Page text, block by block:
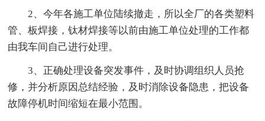
2、今年各施工单位陆续撤走，所以全厂的各类塑料
管、板焊接，钛材焊接等以前由施工单位处理的工作都
由我车间自己进行处理。
3、正确处理设备突发事件，及时协调组织人员抢
修，并分析原因总结经验，及时消除设备隐患，把设备
故障停机时间缩短在最小范围。